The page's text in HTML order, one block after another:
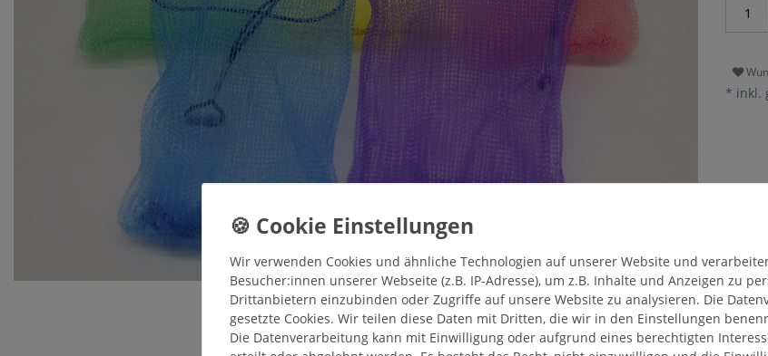
* inkl.
Wir verwenden Cookies und ähnliche Technologien auf unserer Website und
Besucher:innen unserer Webseite (z.B. IP-Adresse), um z.B. Inhalte und Anzeigen zu
Drittanbietern einzubinden oder Zugriffe auf unsere Website zu analysieren. Die
gesetzte Cookies. Wir teilen diese Daten mit Dritten, die wir in den Einstellungen
Die Datenverarbeitung kann mit Einwilligung oder aufgrund eines berechtigten